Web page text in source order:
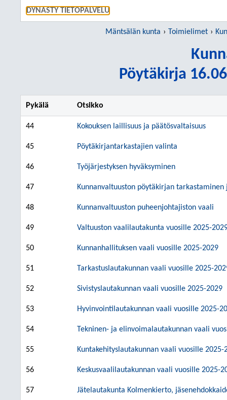
DYNASTY TIETOPALVELU
Mäntsälän kunta Toimielimet
Pöytäkirja
Pykälä Otsikko
44 Kokouksen laillisuus ja päätösvaltaisuus
45 Pöytäkirjantarkastajien valinta
46 Työjärjestyksen hyväksyminen
47 Kunnanvaltuuston pöytäkirjan
48 Kunnanvaltuuston puheenjohtajiston vaali
49 Valtuuston vaalilautakunta vuosille 2025-
50 Kunnanhallituksen vaali vuosille 2025-2029
51 Tarkastuslautakunnan vaali vuosille 2025-
52 Sivistyslautakunnan vaali vuosille 2025-2029
53 Hyvinvointilautakunnan vaali vuosille 2025-
54 Tekninen- ja elinvoimalautakunnan vaali
55 Kuntakehityslautakunnan vaali vuosille 2025-
56 Keskusvaalilautakunnan vaali vuosille 2025-
57 Jätelautakunta Kolmenkierto,